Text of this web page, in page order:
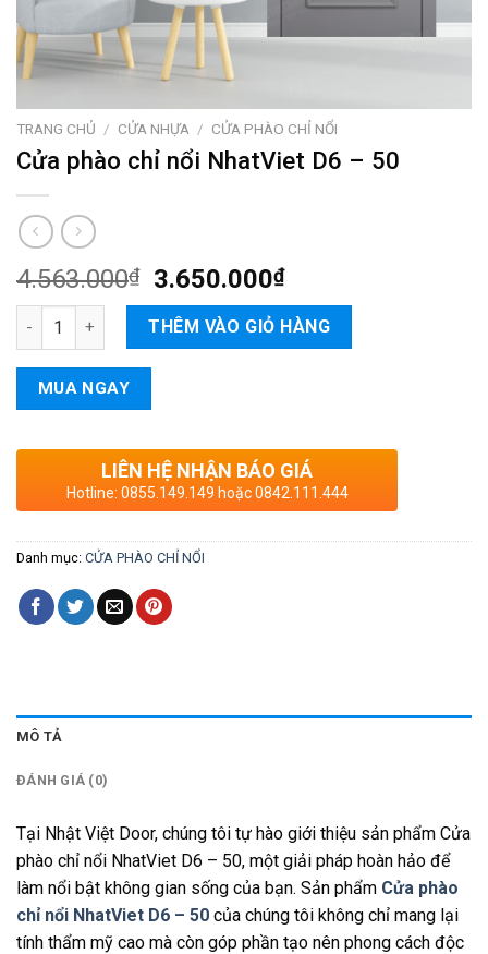
TRANG CHỦ / CỬA NHỰA / CỬA PHÀO CHỈ NỔI
Cửa phào chỉ nổi NhatViet D6 – 50
4.563.000₫ 3.650.000₫
Cửa phào chỉ nổi NhatViet D6 - 50 số lượng
THÊM VÀO GIỎ HÀNG
MUA NGAY
LIÊN HỆ NHẬN BÁO GIÁ
Hotline: 0855.149.149 hoặc 0842.111.444
Danh mục: CỬA PHÀO CHỈ NỔI
MÔ TẢ
ĐÁNH GIÁ (0)
Tại Nhật Việt Door, chúng tôi tự hào giới thiệu sản phẩm Cửa
phào chỉ nổi NhatViet D6 – 50, một giải pháp hoàn hảo để
làm nổi bật không gian sống của bạn. Sản phẩm Cửa phào
chỉ nổi NhatViet D6 – 50 của chúng tôi không chỉ mang lại
tính thẩm mỹ cao mà còn góp phần tạo nên phong cách độc